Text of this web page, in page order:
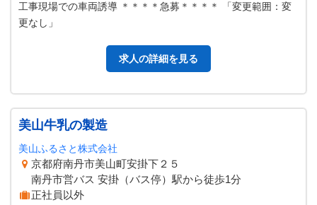
工事現場での車両誘導 ＊＊＊＊急募＊＊＊＊ 「変更範囲：変
更なし」
求人の詳細を見る
美山牛乳の製造
美山ふるさと株式会社
京都府南丹市美山町安掛下２５
南丹市営バス 安掛（バス停）駅から徒歩1分
正社員以外